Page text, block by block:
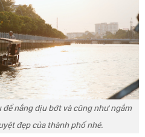
nắng dịu bớt và cũng như ngắm
đẹp của thành phố nhé.